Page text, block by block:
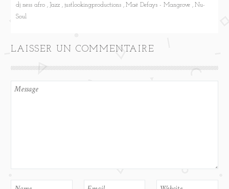
dj ness afro Jazz justlookingproductions Maë Defays - Mangrove Nu-
Soul
LAISSER UN COMMENTAIRE